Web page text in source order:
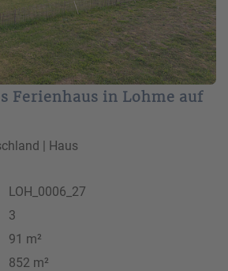
Ferienhaus in Lohme auf
| Haus
LOH_0006_27
3
91 m²
852 m²